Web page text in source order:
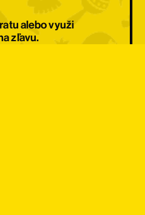
alebo využi
zľavu.